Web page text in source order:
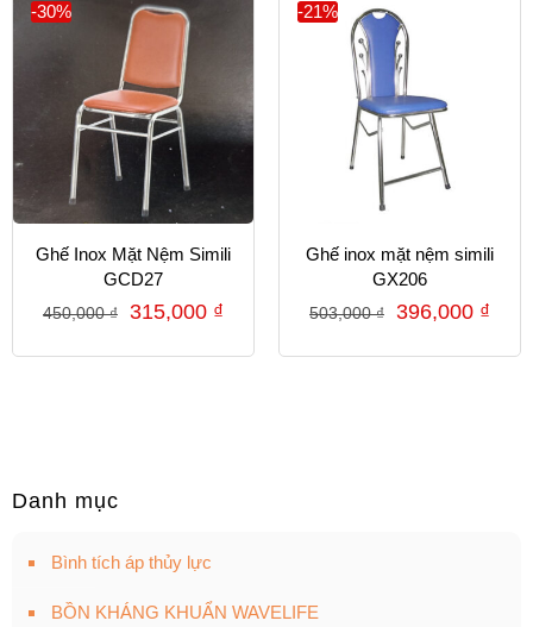
-30%
Ghế Inox Mặt Nệm Simili
GCD27
450,000₫ 315,000 ₫
-21%
Ghế inox mặt nệm simili
GX206
503,000₫ 396,000 ₫
Danh mục
Bình tích áp thủy lực
BỒN KHÁNG KHUẨN WAVELIFE